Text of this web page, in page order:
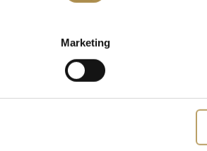
Marketing
zoekterm in: